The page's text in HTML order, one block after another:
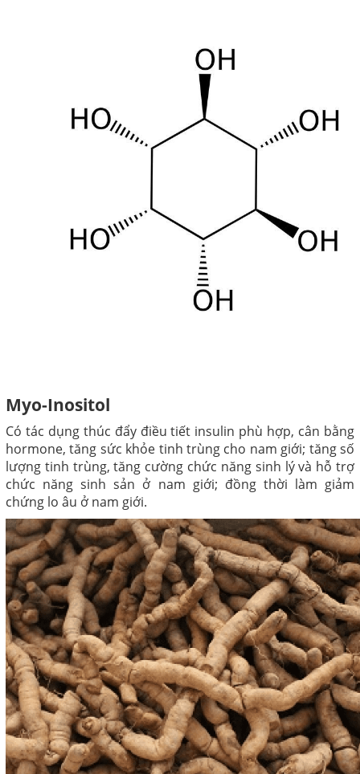
Myo-Inositol
Có tác dụng thúc đẩy điều tiết insulin phù hợp, cân bằng
hormone, tăng sức khỏe tinh trùng cho nam giới; tăng số
lượng tinh trùng, tăng cường chức năng sinh lý và hỗ trợ
chức năng sinh sản ở nam giới; đồng thời làm giảm
chứng lo âu ở nam giới.